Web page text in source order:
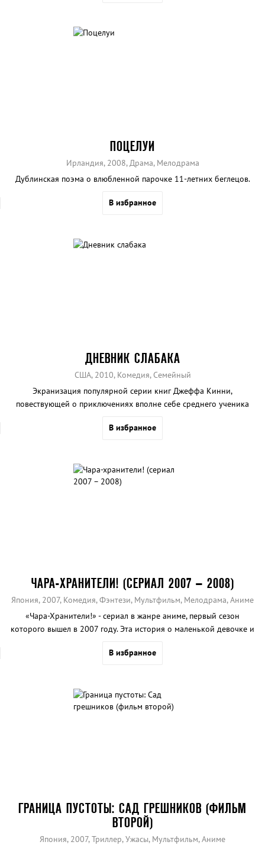
ПОЦЕЛУИ
Ирландия, 2008, Драма, Мелодрама
Дублинская поэма о влюбленной парочке 11-летних беглецов.
В избранное
ДНЕВНИК СЛАБАКА
США, 2010, Комедия, Семейный
Экранизация популярной серии книг Джеффа Кинни,
повествующей о приключениях вполне себе среднего ученика
Джефферсона.
В избранное
ЧАРА-ХРАНИТЕЛИ! (СЕРИАЛ 2007 – 2008)
Япония, 2007, Комедия, Фэнтези, Мультфильм, Мелодрама, Аниме
«Чара-Хранители!» - сериал в жанре аниме, первый сезон
которого вышел в 2007 году. Эта история о маленькой девочке и
В избранное
ГРАНИЦА ПУСТОТЫ: САД ГРЕШНИКОВ (ФИЛЬМ
ВТОРОЙ)
Япония, 2007, Триллер, Ужасы, Мультфильм, Аниме